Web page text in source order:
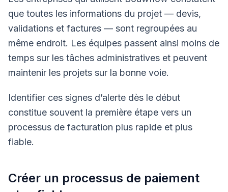
que toutes les informations du projet — devis,
validations et factures — sont regroupées au
même endroit. Les équipes passent ainsi moins de
temps sur les tâches administratives et peuvent
maintenir les projets sur la bonne voie.
Identifier ces signes d’alerte dès le début
constitue souvent la première étape vers un
processus de facturation plus rapide et plus
fiable.
Créer un processus de paiement